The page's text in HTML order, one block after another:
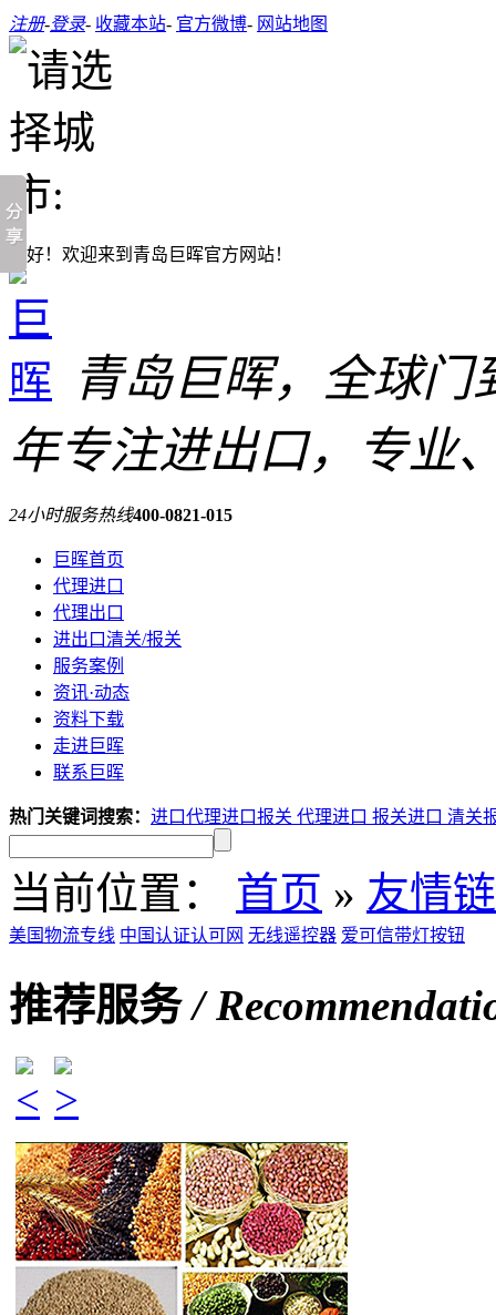
注册-登录- 收藏本站- 官方微博- 网站地图
您好！欢迎来到青岛巨晖官方网站！
青岛巨晖，全球
年专注进出口，专业
24小时服务热线400-0821-015
巨晖首页
代理进口
代理出口
进出口清关/报关
服务案例
资讯·动态
资料下载
走进巨晖
联系巨晖
热门关键词搜索： 进口代理进口报关 代理进口 报关进口 清关
当前位置： 首页 » 友情
美国物流专线 中国认证认可网 无线遥控器 爱可信带灯按钮
推荐服务/